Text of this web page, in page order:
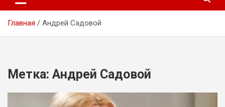
Главная Андрей Садовой
Метка: Андрей Садовой